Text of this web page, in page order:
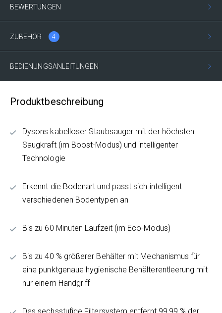
BEWERTUNGEN
ZUBEHÖR 4
BEDIENUNGSANLEITUNGEN
Produktbeschreibung
Dysons kabelloser Staubsauger mit der höchsten
Saugkraft (im Boost-Modus) und intelligenter
Technologie
Erkennt die Bodenart und passt sich intelligent
verschiedenen Bodentypen an
Bis zu 60 Minuten Laufzeit (im Eco-Modus)
Bis zu 40 % größerer Behälter mit Mechanismus für
eine punktgenaue hygienische Behälterentleerung mit
nur einem Handgriff